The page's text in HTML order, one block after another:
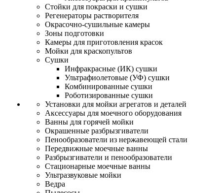
Стойки для покраски и сушки
Регенераторы растворителя
Окрасочно-сушильные камеры
Зоны подготовки
Камеры для приготовления красок
Мойки для краскопультов
Сушки
Инфракрасные (ИК) сушки
Ультрафиолетовые (УФ) сушки
Комбинированные сушки
Роботизированные сушки
Установки для мойки агрегатов и деталей
Аксессуары для моечного оборудования
Ванны для горячей мойки
Окрашенные разбрызгиватели
Пенообразователи из нержавеющей стали
Передвижные моечные ванны
Разбрызгиватели и пенообразователи
Стационарные моечные ванны
Ультразвуковые мойки
Ведра